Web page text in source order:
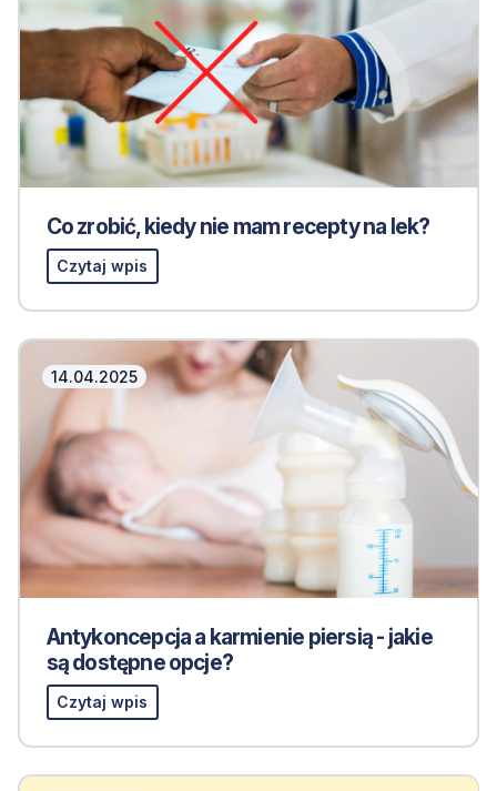
Co zrobić, kiedy nie mam recepty na lek?
Czytaj wpis
14.04.2025
Antykoncepcja a karmienie piersią - jakie
są dostępne opcje?
Czytaj wpis